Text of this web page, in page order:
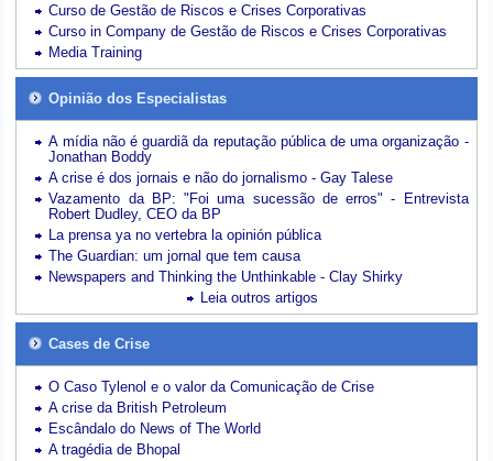
Curso de Gestão de Riscos e Crises Corporativas
Curso in Company de Gestão de Riscos e Crises Corporativas
Media Training
Opinião dos Especialistas
A mídia não é guardiã da reputação pública de uma organização -
Jonathan Boddy
A crise é dos jornais e não do jornalismo - Gay Talese
Vazamento da BP: "Foi uma sucessão de erros" - Entrevista
Robert Dudley, CEO da BP
La prensa ya no vertebra la opinión pública
The Guardian: um jornal que tem causa
Newspapers and Thinking the Unthinkable - Clay Shirky
Leia outros artigos
Cases de Crise
O Caso Tylenol e o valor da Comunicação de Crise
A crise da British Petroleum
Escândalo do News of The World
A tragédia de Bhopal